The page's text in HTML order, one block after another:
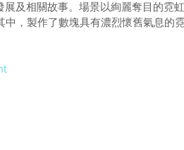
及相關故事。場景以絢麗奪目的霓
，製作了數塊具有濃烈懷舊氣息的霓